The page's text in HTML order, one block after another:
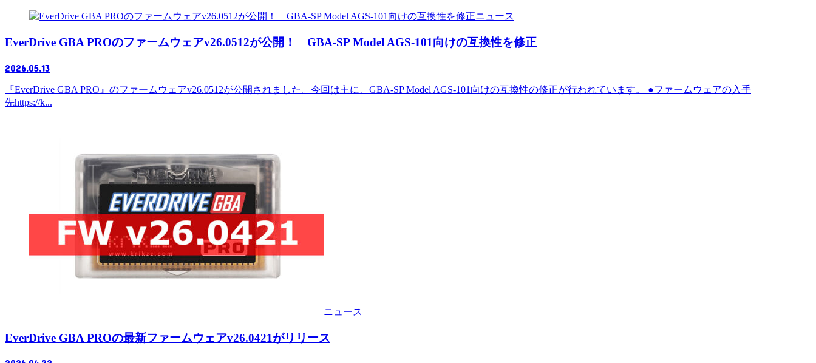
ニュース
EverDrive GBA PROのファームウェアv26.0512が公開！ GBA-SP Model AGS-101向けの互換性を修正
2026.05.13
『EverDrive GBA PRO』のファームウェアv26.0512が公開されました。今回は主に、GBA-SP Model AGS-101向けの互換性の修正が行われています。 ●ファームウェアの入手
先https://k...
ニュース
EverDrive GBA PROの最新ファームウェアv26.0421がリリース